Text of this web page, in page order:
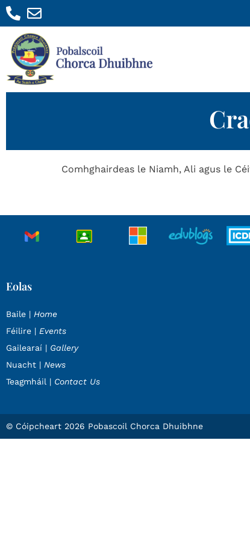
Comhghairdeas le Niamh, Ali agus le
Eolas
Baile | Home
Féilire | Events
Gailearaí | Gallery
Nuacht | News
Teagmháil | Contact Us
© Cóipcheart 2026 Pobascoil Chorca Dhuibhne